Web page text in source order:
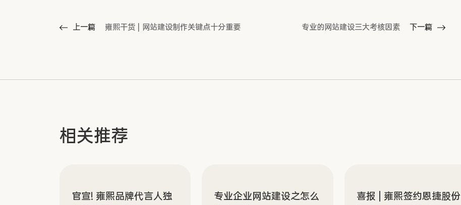
上一篇 雍熙干货 | 网站建设制作关键点十分重要 下一篇
专业的网站建设三大考核因素
相关推荐
官宣! 雍熙品牌代言人独
专业企业网站建设之怎么
喜报 | 雍熙签约恩捷股份